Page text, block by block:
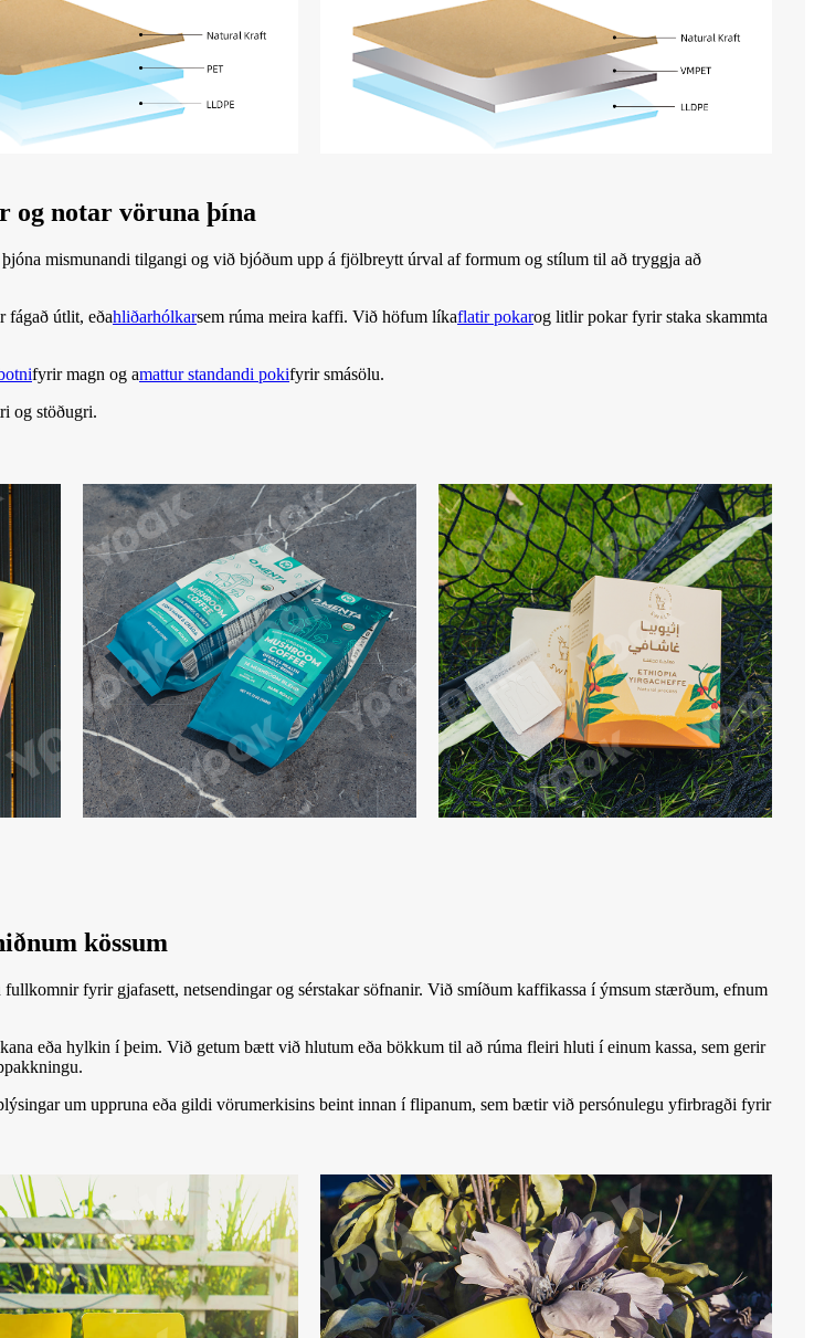
og notar vöruna þína
mismunandi tilgangi og við bjóðum upp á fjölbreytt úrval af formum og stílum til að tryggja að
fágað útlit, eðahliðarhólkarsem rúma meira kaffi. Við höfum líkaflatir pokarog litlir pokar fyrir staka skammta
fyrir magn og amattur standandi pokifyrir smásölu.
og stöðugri.
kössum
fullkomnir fyrir gjafasett, netsendingar og sérstakar söfnanir. Við smíðum kaffikassa í ýmsum stærðum, efnum
eða hylkin í þeim. Við getum bætt við hlutum eða bökkum til að rúma fleiri hluti í einum kassa, sem gerir
um uppruna eða gildi vörumerkisins beint innan í flipanum, sem bætir við persónulegu yfirbragði fyrir